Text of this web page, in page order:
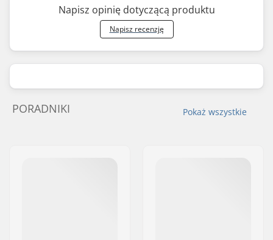
Napisz opinię dotyczącą produktu
Napisz recenzję
Pokaż wszystkie
PORADNIKI